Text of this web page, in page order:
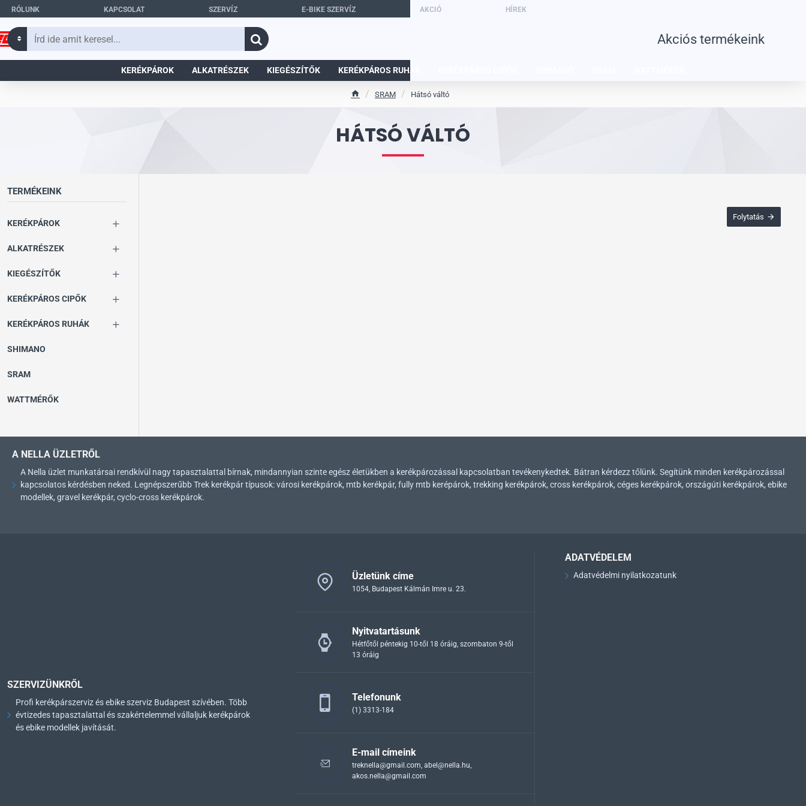
RÓLUNK KAPCSOLAT SZERVÍZ E-BIKE SZERVÍZ AKCIÓ HÍREK
Írd
Akciós termékeink
KERÉKPÁROK ALKATRÉSZEK KIEGÉSZÍTŐK KERÉKPÁROS RUHÁK
HÁTSÓ VÁLTÓ
m
e
SRAM Hátsó váltó
TERMÉKEINK
KERÉKPÁROK
ALKATRÉSZEK
KIEGÉSZÍTŐK
KERÉKPÁROS CIPŐK
KERÉKPÁROS RUHÁK
SHIMANO
SRAM
WATTMÉRŐK
Folytatás
A NELLA ÜZLETRŐL
A Nella üzlet munkatársai rendkívül nagy tapasztalattal bírnak, mindannyian szinte egész életükben a kerékpározással kapcsolatban tevékenykedtek. Bátran kérdezz tőlünk. Segítünk minden kerékpározással
kapcsolatos kérdésben neked. Legnépszerűbb Trek kerékpár típusok: városi kerékpárok, mtb kerékpár, fully mtb kerépárok, trekking kerékpárok, cross kerékpárok, céges kerékpárok, országúti kerékpárok, ebike
modellek, gravel kerékpár, cyclo-cross kerékpárok.
SZERVIZÜNKRŐL
Profi kerékpárszerviz és ebike szerviz Budapest szívében. Több
évtizedes tapasztalattal és szakértelemmel vállaljuk kerékpárok
és ebike modellek javítását.
Üzletünk címe
1054, Budapest Kálmán Imre u. 23.
Nyitvatartásunk
Hétfőtől péntekig 10-től 18 óráig, szombaton 9-től
13 óráig
Telefonunk
(1) 3313-184
E-mail címeink
treknella@gmail.com, abel@nella.hu,
akos.nella@gmail.com
ADATVÉDELEM
Adatvédelmi nyilatkozatunk